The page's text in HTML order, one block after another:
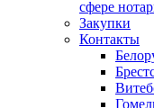
сфере
Закупки
Контакты